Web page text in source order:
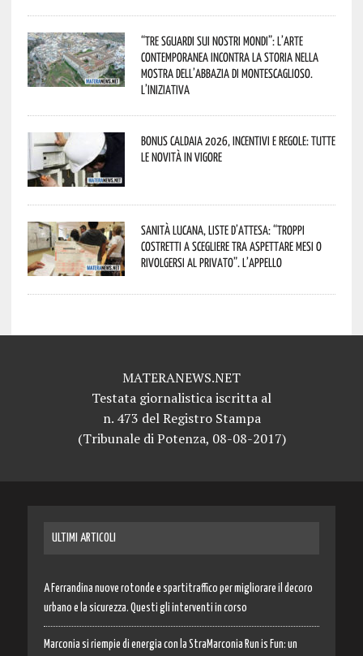
“Tre Sguardi sui Nostri Mondi”: l’arte
contemporanea incontra la storia nella
mostra dell’Abbazia di Montescaglioso.
L’iniziativa
Bonus caldaia 2026, incentivi e regole: tutte
le novità in vigore
Sanità lucana, liste d’attesa: “Troppi
costretti a scegliere tra aspettare mesi o
rivolgersi al privato”. L’appello
MATERANEWS.NET
Testata giornalistica iscritta al
n. 473 del Registro Stampa
(Tribunale di Potenza, 08-08-2017)
ULTIMI ARTICOLI
A Ferrandina nuove rotonde e spartitraffico per migliorare il decoro
urbano e la sicurezza. Questi gli interventi in corso
Marconia si riempie di energia con la StraMarconia Run is Fun: un